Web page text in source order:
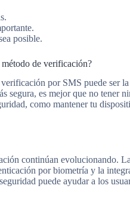
posible.
de verificación?
por SMS puede ser
segura, es mejor que no tener
como mantener tu
continúan evolucionando.
por biometría y la
puede ayudar a los